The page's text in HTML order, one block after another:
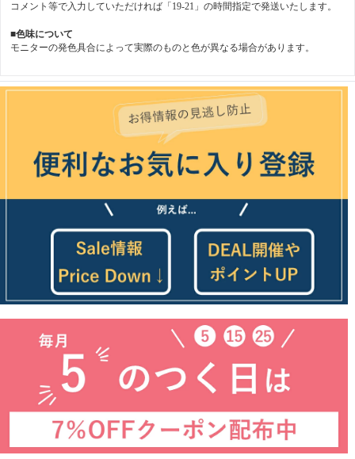
コメント等で入力していただければ「19-21」の時間指定で発送いたします。
■色味について
モニターの発色具合によって実際のものと色が異なる場合があります。